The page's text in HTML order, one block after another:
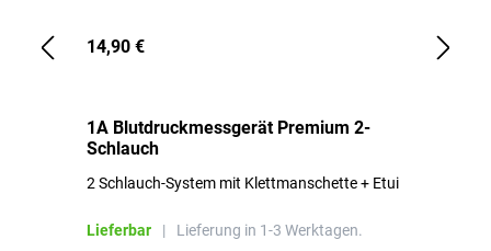
14,90 €
1A Blutdruckmessgerät Premium 2-
Schlauch
2 Schlauch-System mit Klettmanschette + Etui
Lieferbar | Lieferung in 1-3 Werktagen.